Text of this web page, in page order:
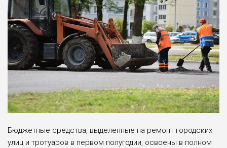
Бюджетные средства, выделенные на ремонт городских
улиц и тротуаров в первом полугодии, освоены в полном